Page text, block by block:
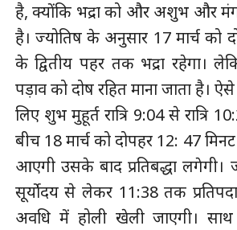
है, क्योंकि भद्रा को और अशुभ और
है। ज्योतिष के अनुसार 17 मार्च को
के द्वितीय पहर तक भद्रा रहेगा।
पड़ाव को दोष रहित माना जाता है।
लिए शुभ मुहूर्त रात्रि 9:04 से रात्रि
बीच 18 मार्च को दोपहर 12: 47
आएगी उसके बाद प्रतिबद्धा लगेगी।
सूर्योदय से लेकर 11:38 तक
अवधि में होली खेली जाएगी।